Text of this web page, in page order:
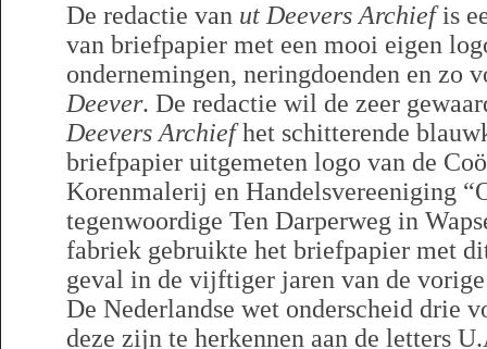
De redactie van ut Deevers Archiefis
van briefpapier met een mooi eigen
ondernemingen, neringdoenden en zo
Deever. De redactie wil de zeer
Deevers Archiefhet schitterende
briefpapier uitgemeten logo van de
Korenmalerij en Handelsvereeniging
tegenwoordige Ten Darperweg in
fabriek gebruikte het briefpapier met
geval in de vijftiger jaren van de vorige
De Nederlandse wet onderscheid drie
deze zijn te herkennen aan de letters